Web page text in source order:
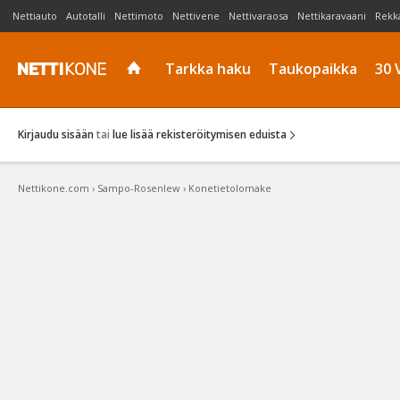
Nettiauto Autotalli Nettimoto Nettivene Nettivaraosa Nettikaravaani
Tarkka haku Taukopaikka 30
Kirjaudu sisään tai lue lisää rekisteröitymisen eduista
Nettikone.com › Sampo-Rosenlew › Konetietolomake